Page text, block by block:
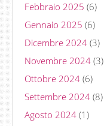
Febbraio 2025 (6)
Gennaio 2025 (6)
Dicembre 2024 (3)
Novembre 2024 (3)
Ottobre 2024 (6)
Settembre 2024 (8)
Agosto 2024 (1)